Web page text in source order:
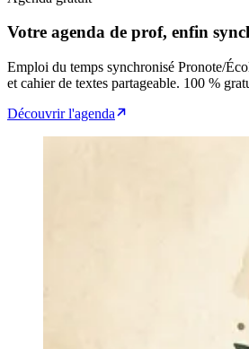
Votre agenda de prof, enfin
Emploi du temps synchronisé Pronote/
et cahier de textes partageable. 100 %
Découvrir l'agenda